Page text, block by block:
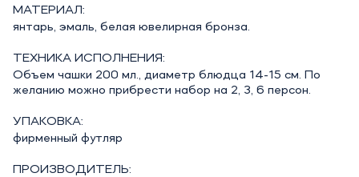
МАТЕРИАЛ:
янтарь, эмаль, белая ювелирная бронза.
ТЕХНИКА ИСПОЛНЕНИЯ:
Объем чашки 200 мл., диаметр блюдца 14-15 см. По
желанию можно прибрести набор на 2, 3, 6 персон.
УПАКОВКА:
фирменный футляр
ПРОИЗВОДИТЕЛЬ: